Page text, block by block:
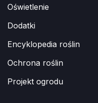
Oświetlenie
Dodatki
Encyklopedia roślin
Ochrona roślin
Projekt ogrodu